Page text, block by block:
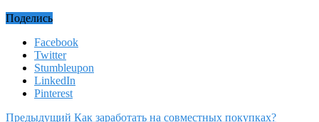
Поделись
Facebook
Twitter
Stumbleupon
LinkedIn
Pinterest
Предыдущий Как заработать на совместных покупках?